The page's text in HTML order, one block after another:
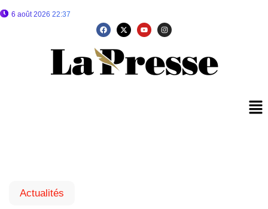
6 août 2026 22:37
Actualités